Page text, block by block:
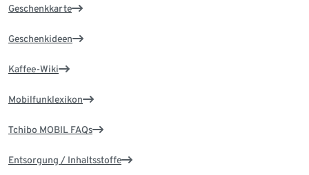
Geschenkkarte
Geschenkideen
Kaffee-Wiki
Mobilfunklexikon
Tchibo MOBIL FAQs
Entsorgung / Inhaltsstoffe